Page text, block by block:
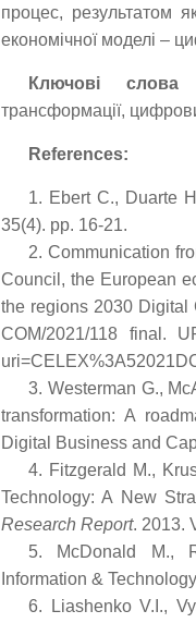
процес, результатом
економічної моделі –
Ключові слова:
трансформації,
References:
1. Ebert C., Duarte
35(4). pp. 16-21.
2. Communication
Council, the European
the regions 2030 Digital
COM/2021/118 final.
3. Westerman G.,
transformation: A
Digital Business and
4. Fitzgerald M.,
Technology: A New
Research Report. 2013.
5. McDonald M.,
Information &
6. Liashenko V.I.,